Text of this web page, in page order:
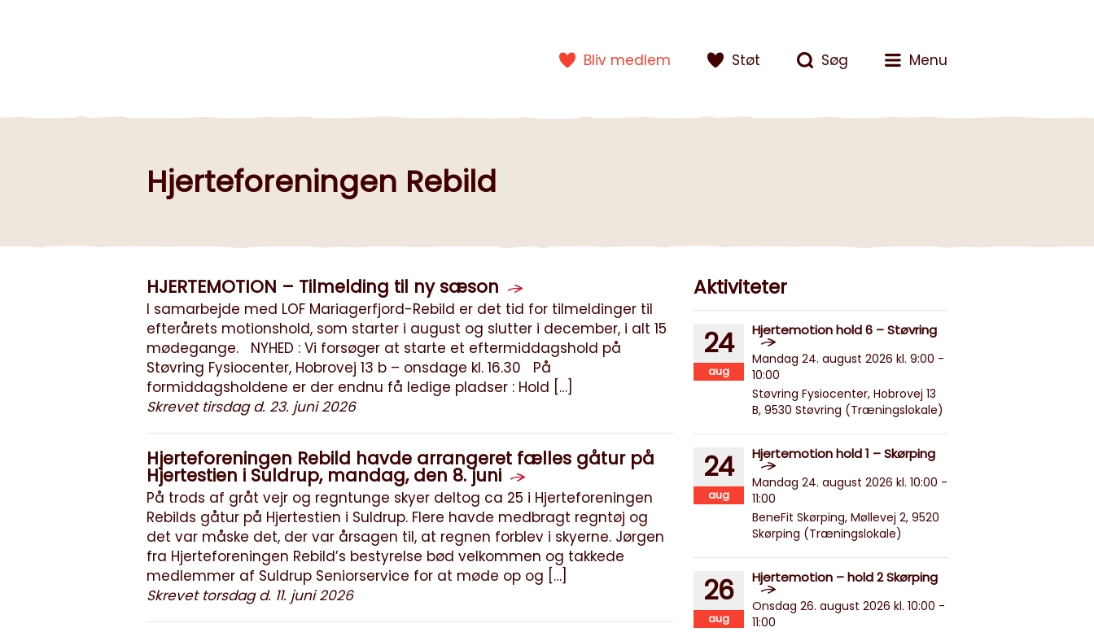
Bliv medlem Støt Søg Menu
Hjerteforeningen Rebild
HJERTEMOTION – Tilmelding til ny sæson
I samarbejde med LOF Mariagerfjord-Rebild er det tid for tilmeldinger til
efterårets motionshold, som starter i august og slutter i december, i alt 15
mødegange. NYHED : Vi forsøger at starte et eftermiddagshold på
Støvring Fysiocenter, Hobrovej 13 b – onsdage kl. 16.30 På
formiddagsholdene er der endnu få ledige pladser : Hold […]
Skrevet tirsdag d. 23. juni 2026
Hjerteforeningen Rebild havde arrangeret fælles gåtur på
Hjertestien i Suldrup, mandag, den 8. juni
På trods af gråt vejr og regntunge skyer deltog ca 25 i Hjerteforeningen
Rebilds gåtur på Hjertestien i Suldrup. Flere havde medbragt regntøj og
det var måske det, der var årsagen til, at regnen forblev i skyerne. Jørgen
fra Hjerteforeningen Rebild’s bestyrelse bød velkommen og takkede
medlemmer af Suldrup Seniorservice for at møde op og […]
Skrevet torsdag d. 11. juni 2026
Aktiviteter
24
aug
Hjertemotion hold 6 – Støvring
Mandag 24. august 2026 kl. 9:00 -
10:00
Støvring Fysiocenter, Hobrovej 13
B, 9530 Støvring (Træningslokale)
24
aug
Hjertemotion hold 1 – Skørping
Mandag 24. august 2026 kl. 10:00 -
11:00
BeneFit Skørping, Møllevej 2, 9520
Skørping (Træningslokale)
26
aug
Hjertemotion – hold 2 Skørping
Onsdag 26. august 2026 kl. 10:00 -
11:00